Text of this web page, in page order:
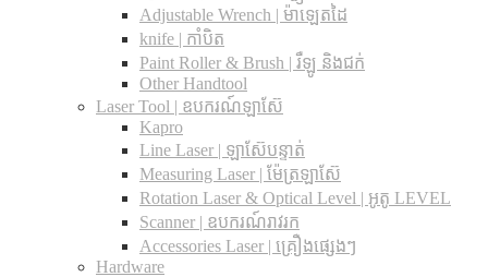
Adjustable Wrench |​ ម៉ាឡេតដៃ
knife | កាំបិត
Paint Roller & Brush | រឺឡូ និងជក់
Other Handtool
Laser Tool | ឧបករណ៍ឡាស៊ែ
Kapro
Line Laser | ឡាស៊ែបន្ទាត់
Measuring Laser | ម៉ែត្រឡាស៊ែ
Rotation Laser & Optical Level | អូតូ LEVEL
Scanner | ឧបករណ៍រាវរក
Accessories Laser | គ្រឿងផ្សេងៗ
Hardware